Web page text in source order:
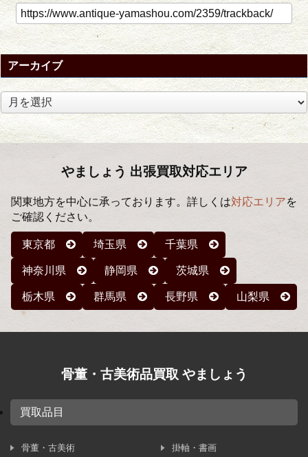
アーカイブ
ア
ー
カ
イ
やましょう 出張買取対応エリア
関東地方を中心に承っております。詳しくは対応エリアを
ご確認ください。
東京都 埼玉県 千葉県
神奈川県 静岡県 茨城県
栃木県 群馬県 長野県 山梨県
骨董・古美術品買取 やましょう
買取品目
骨董・古美術 掛軸・書画